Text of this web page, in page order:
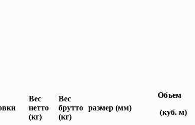
Вес
нетто
(кг)
Вес
брутто
(кг)
размер (мм)
Объем
(куб. м)